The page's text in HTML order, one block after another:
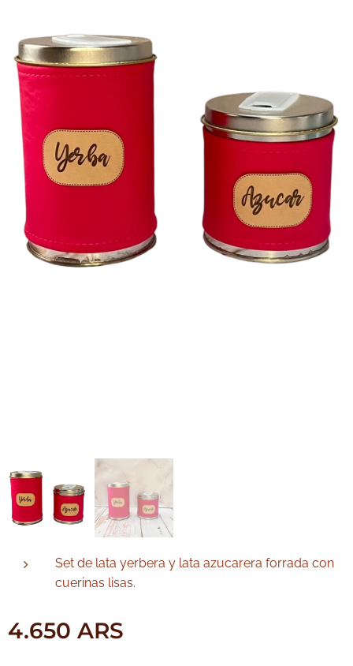
Set de lata yerbera y lata azucarera forrada con
cuerinas lisas.
4.650 ARS